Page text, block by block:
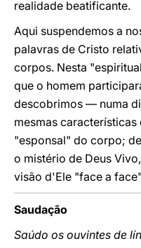
realidade beatificante.
Aqui suspendemos a
palavras de Cristo
corpos. Nesta
que o homem
descobrimos — numa
mesmas
"esponsal" do corpo;
o mistério de Deus
visão d'Ele "face a
Saudação
Saúdo os ouvintes de